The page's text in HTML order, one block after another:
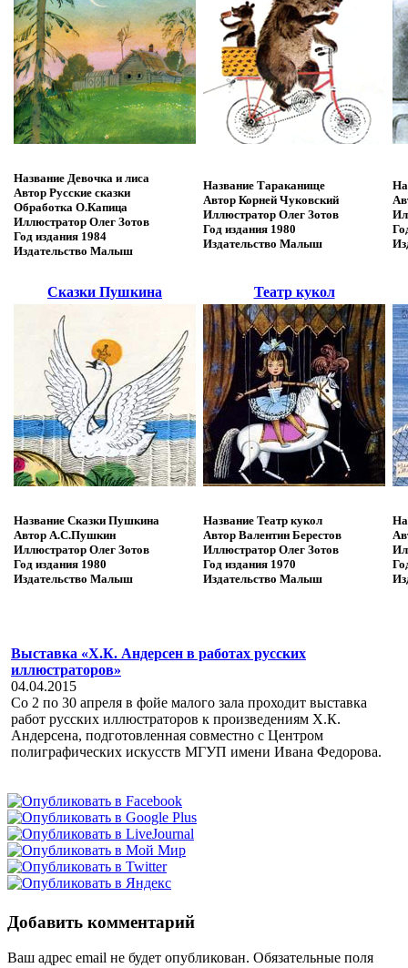
Название Девочка и лиса
Автор Русские сказки
Обработка О.Капица
Иллюстратор Олег Зотов
Год издания 1984
Издательство Малыш
Название Тараканище
Автор Корней Чуковский
Иллюстратор Олег Зотов
Год издания 1980
Издательство Малыш
Сказки Пушкина Театр кукол
Название Сказки Пушкина
Автор А.С.Пушкин
Иллюстратор Олег Зотов
Год издания 1980
Издательство Малыш
Название Театр кукол
Автор Валентин Берестов
Иллюстратор Олег Зотов
Год издания 1970
Издательство Малыш
Выставка «Х.К. Андерсен в работах русских
иллюстраторов»
04.04.2015
Со 2 по 30 апреля в фойе малого зала проходит выставка
работ русских иллюстраторов к произведениям Х.К.
Андерсена, подготовленная совместно с Центром
полиграфических искусств МГУП имени Ивана Федорова.
Добавить комментарий
Ваш адрес email не будет опубликован. Обязательные поля